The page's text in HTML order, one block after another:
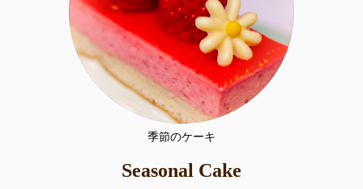
季節のケーキ
Seasonal Cake